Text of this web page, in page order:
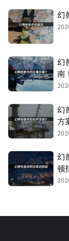
幻
幻
南！
幻
方
幻
顿